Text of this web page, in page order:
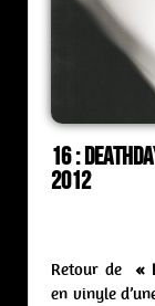
16 :
2012
Retour de «
en vinyle